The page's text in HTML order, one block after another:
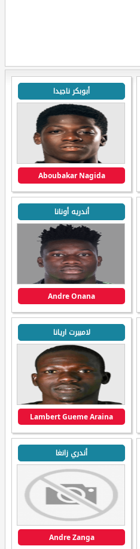
أبوبكر ناجيدا
Aboubakar Nagida
أندريه أونانا
Andre Onana
لامبيرت اريانا
Lambert Gueme Araina
أندري زانغا
Andre Zanga